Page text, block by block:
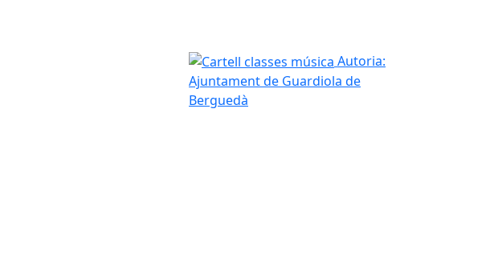
Cartell classes música
Autoria:
Ajuntament de Guardiola de
Berguedà